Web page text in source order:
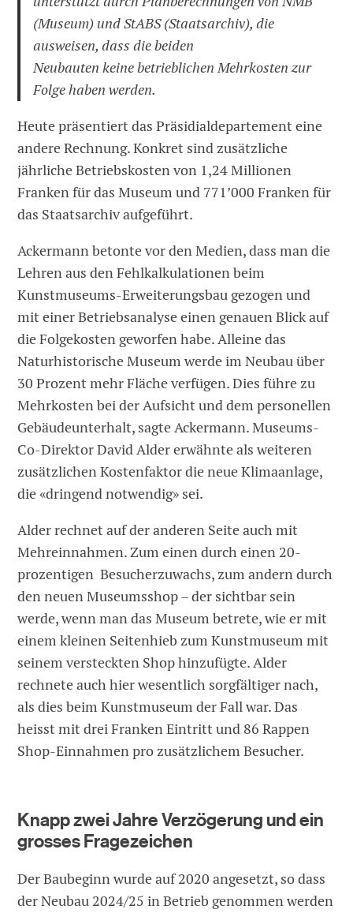
(Museum) und StABS (Staatsarchiv), die
ausweisen, dass die beiden
Neubauten keine betrieblichen Mehrkosten zur
Folge haben werden.
Heute präsentiert das Präsidialdepartement eine
andere Rechnung. Konkret sind zusätzliche
jährliche Betriebskosten von 1,24 Millionen
Franken für das Museum und 771’000 Franken für
das Staatsarchiv aufgeführt.
Ackermann betonte vor den Medien, dass man die
Lehren aus den Fehlkalkulationen beim
Kunstmuseums-Erweiterungsbau gezogen und
mit einer Betriebsanalyse einen genauen Blick auf
die Folgekosten geworfen habe. Alleine das
Naturhistorische Museum werde im Neubau über
30 Prozent mehr Fläche verfügen. Dies führe zu
Mehrkosten bei der Aufsicht und dem personellen
Gebäudeunterhalt, sagte Ackermann. Museums-
Co-Direktor David Alder erwähnte als weiteren
zusätzlichen Kostenfaktor die neue Klimaanlage,
die «dringend notwendig» sei.
Alder rechnet auf der anderen Seite auch mit
Mehreinnahmen. Zum einen durch einen 20-
prozentigen Besucherzuwachs, zum andern durch
den neuen Museumsshop – der sichtbar sein
werde, wenn man das Museum betrete, wie er mit
einem kleinen Seitenhieb zum Kunstmuseum mit
seinem versteckten Shop hinzufügte. Alder
rechnete auch hier wesentlich sorgfältiger nach,
als dies beim Kunstmuseum der Fall war. Das
heisst mit drei Franken Eintritt und 86 Rappen
Shop-Einnahmen pro zusätzlichem Besucher.
Knapp zwei Jahre Verzögerung und ein
grosses Fragezeichen
Der Baubeginn wurde auf 2020 angesetzt, so dass
der Neubau 2024/25 in Betrieb genommen werden